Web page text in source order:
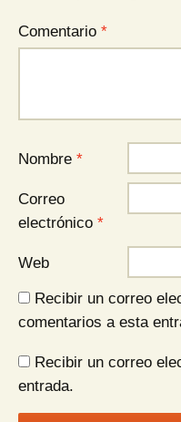
Comentario *
Nombre *
Correo
electrónico *
Web
Recibir un correo
comentarios a esta
Recibir un correo
entrada.